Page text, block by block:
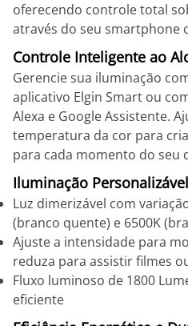
oferecendo controle total
através do seu smartphone
Controle Inteligente ao
Gerencie sua iluminação
aplicativo Elgin Smart ou
Alexa e Google Assistente.
temperatura da cor para
para cada momento do seu
Iluminação Personalizável
Luz dimerizável com
(branco quente) e 6500K
Ajuste a intensidade para
reduza para assistir filmes
Fluxo luminoso de 1800
eficiente